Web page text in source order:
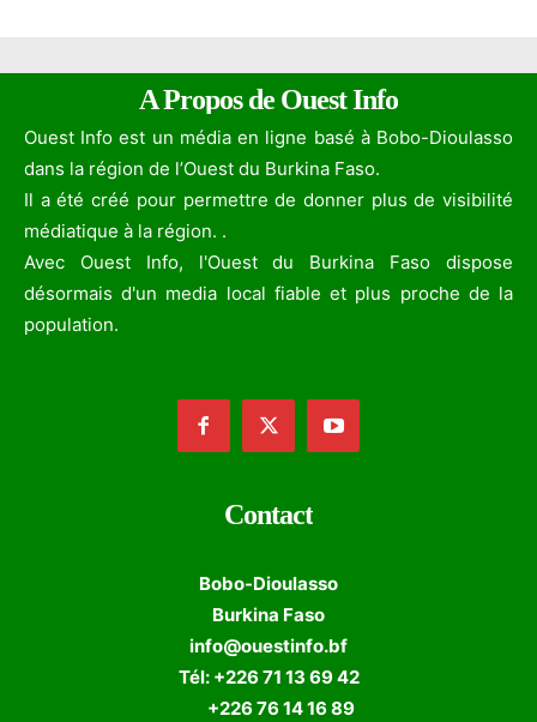
A Propos de Ouest Info
Ouest Info est un média en ligne basé à Bobo-Dioulasso
dans la région de l’Ouest du Burkina Faso.
Il a été créé pour permettre de donner plus de visibilité
médiatique à la région. .
Avec Ouest Info, l'Ouest du Burkina Faso dispose
désormais d'un media local fiable et plus proche de la
population.
Contact
Bobo-Dioulasso
Burkina Faso
info@ouestinfo.bf
Tél: +226 71 13 69 42
+226 76 14 16 89